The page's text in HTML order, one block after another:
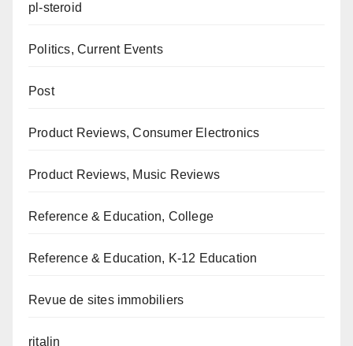
pl-steroid
Politics, Current Events
Post
Product Reviews, Consumer Electronics
Product Reviews, Music Reviews
Reference & Education, College
Reference & Education, K-12 Education
Revue de sites immobiliers
ritalin